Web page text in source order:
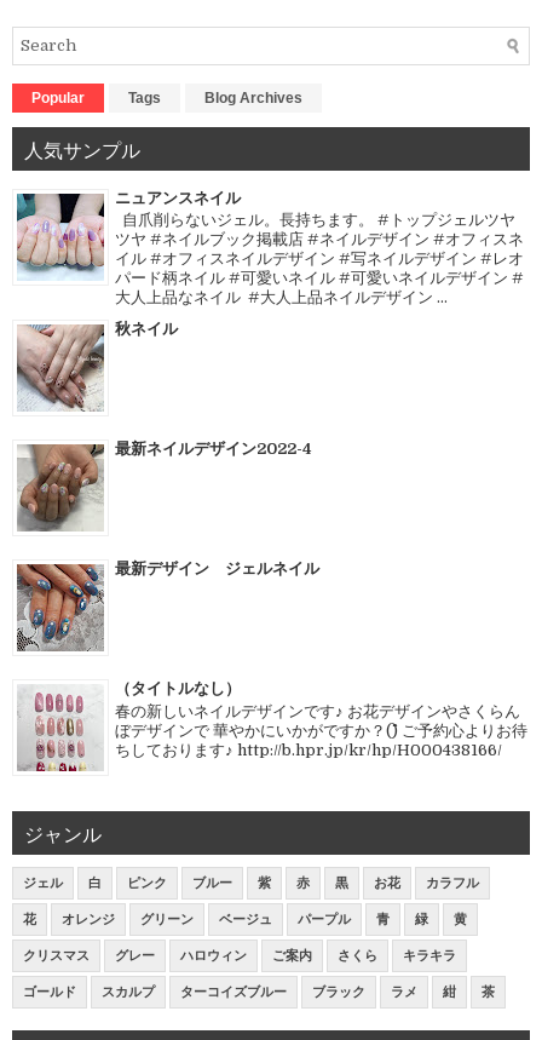
Popular Tags Blog Archives
人気サンプル
ニュアンスネイル
自爪削らないジェル。長持ちます。 #トップジェルツヤ
ツヤ #ネイルブック掲載店 #ネイルデザイン #オフィスネ
イル #オフィスネイルデザイン #写ネイルデザイン #レオ
パード柄ネイル #可愛いネイル #可愛いネイルデザイン #
大人上品なネイル #大人上品ネイルデザイン ...
秋ネイル
最新ネイルデザイン2022-4
最新デザイン ジェルネイル
（タイトルなし）
春の新しいネイルデザインです♪ お花デザインやさくらん
ぼデザインで 華やかにいかがですか？(^^) ご予約心よりお待
ちしております♪ http://b.hpr.jp/kr/hp/H000438166/
ジャンル
ジェル 白 ピンク ブルー 紫 赤 黒 お花 カラフル
花 オレンジ グリーン ベージュ パープル 青 緑 黄
クリスマス グレー ハロウィン ご案内 さくら キラキラ
ゴールド スカルプ ターコイズブルー ブラック ラメ 紺 茶